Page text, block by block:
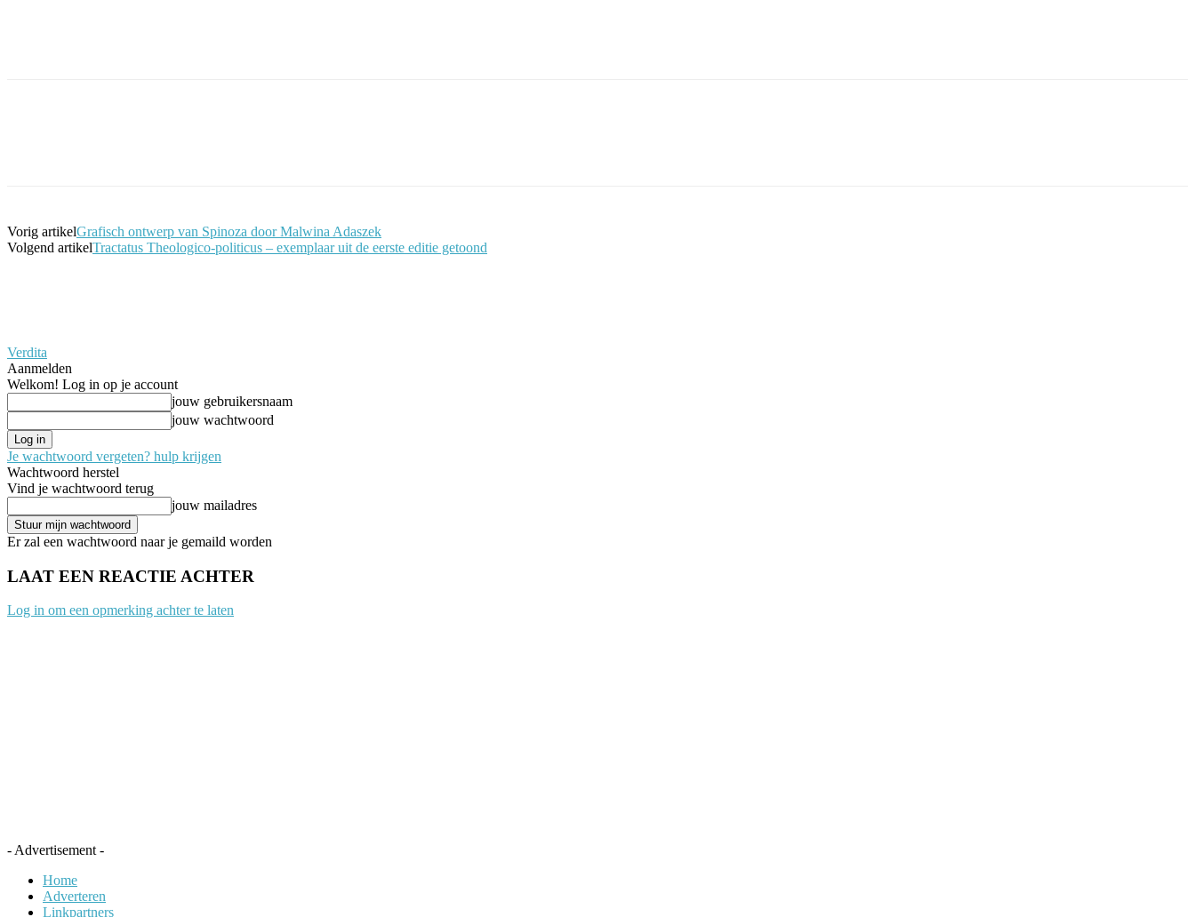
Vorig artikelGrafisch ontwerp van Spinoza door Malwina Adaszek
Volgend artikelTractatus Theologico-politicus – exemplaar uit de eerste editie getoond
Verdita
Aanmelden
Welkom! Log in op je account
jouw gebruikersnaam
jouw wachtwoord
Je wachtwoord vergeten? hulp krijgen
Wachtwoord herstel
Vind je wachtwoord terug
jouw mailadres
Er zal een wachtwoord naar je gemaild worden
LAAT EEN REACTIE ACHTER
Log in om een opmerking achter te laten
- Advertisement -
Home
Adverteren
Linkpartners